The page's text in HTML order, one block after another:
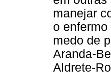
manejar
o
medo de
Aranda-
Aldrete-